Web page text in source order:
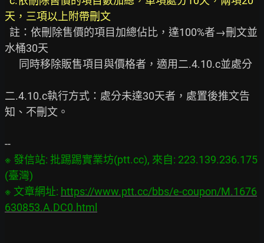
天，三項以上附帶刪文
水桶30天
二.4.10.c執行方式：處分未達30天者，處置後推文告
知、不刪文。
※ 發信站: 批踢踢實業坊(ptt.cc), 來自: 223.139.236.175
(臺灣)
※ 文章網址: https://www.ptt.cc/bbs/e-coupon/M.1676
630853.A.DC0.html